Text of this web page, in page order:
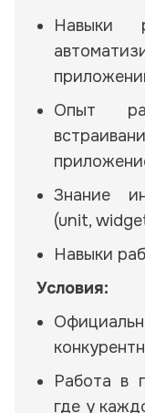
Навыки
Опыт
Знание
(unit,
Навыки
Условия:
Работа в
где у